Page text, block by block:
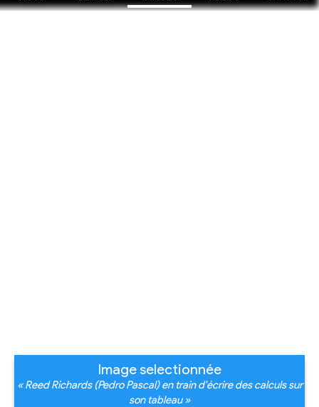
Image selectionnée
« Reed Richards (Pedro Pascal) en train d'écrire des calculs sur
son tableau »